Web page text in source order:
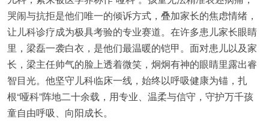
哭闹与抗拒是他们唯一的倾诉方式，叠加家长的焦虑情绪，
让儿科诊疗成为极具考验的专业赛道。在许多患儿家长眼睛
里，梁磊一袭白衣，是他们最温暖的铠甲。面对患儿以及家
长，梁主任帅气的脸上透着微笑，炯炯有神的眼睛里露出睿
智目光。他坚守儿科临床一线，始终以呼吸健康为锚，扎
根“哑科”阵地二十余载，用专业、温柔与信守，守护万千孩
童自由呼吸、向阳成长。